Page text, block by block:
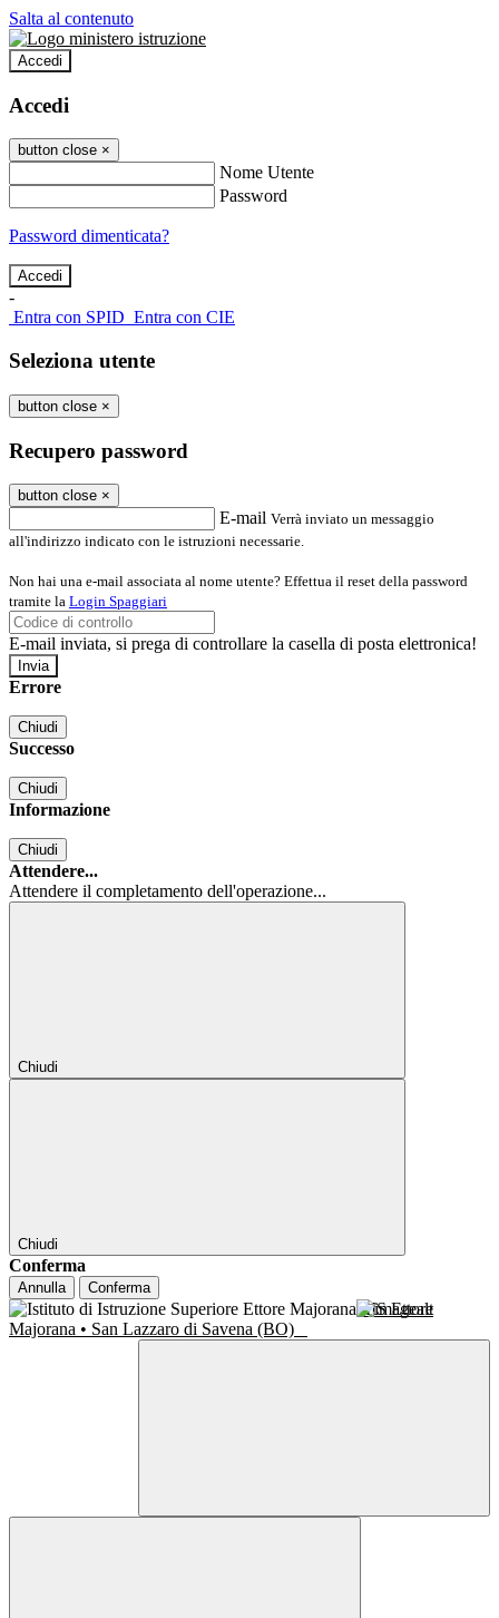
Salta al contenuto
Accedi
Accedi
button close ×
Nome Utente
Password
Password dimenticata?
-
Entra con SPID Entra con CIE
Seleziona utente
button close ×
Recupero password
button close ×
E-mail Verrà inviato un messaggio
all'indirizzo indicato con le istruzioni necessarie.
Non hai una e-mail associata al nome utente? Effettua il reset della password
tramite la Login Spaggiari
E-mail inviata, si prega di controllare la casella di posta elettronica!
Errore
Chiudi
Successo
Chiudi
Informazione
Chiudi
Attendere...
Attendere il completamento dell'operazione...
Chiudi
Chiudi
Conferma
Annulla Conferma
IIS Ettore
Majorana • San Lazzaro di Savena (BO)